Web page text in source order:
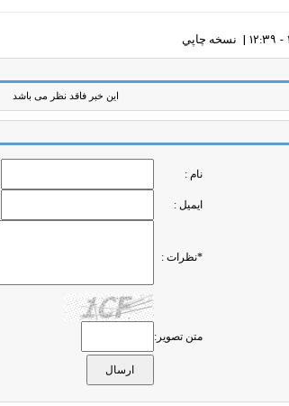
نسخه چاپي
این خبر فاقد نظر می باشد
نام :
ایمیل :
*نظرات :
متن تصویر: